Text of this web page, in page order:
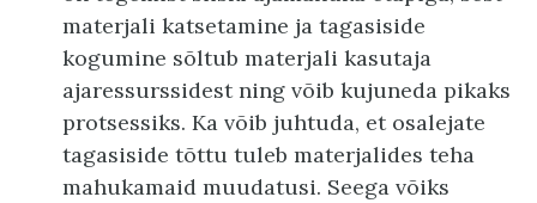
materjali katsetamine ja tagasiside
kogumine sõltub materjali kasutaja
ajaressurssidest ning võib kujuneda pikaks
protsessiks. Ka võib juhtuda, et osalejate
tagasiside tõttu tuleb materjalides teha
mahukamaid muudatusi. Seega võiks